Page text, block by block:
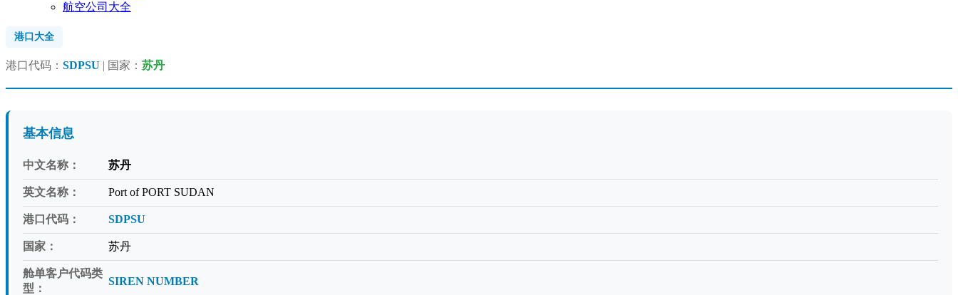
航空公司大全
港口大全
港口代码： SDPSU | 国家： 苏丹
基本信息
中文名称： 苏丹
英文名称： Port of PORT SUDAN
港口代码： SDPSU
国家： 苏丹
舱单客户代码类
型：
SIREN NUMBER